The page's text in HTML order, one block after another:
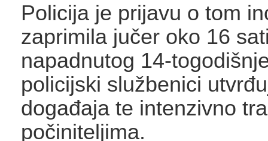
Policija je prijavu o tom
zaprimila jučer oko 16
napadnutog 14-
policijski službenici
događaja te intenzivno
počiniteljima.